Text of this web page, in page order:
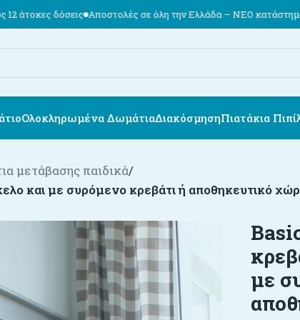
Αποστολές σε όλη την Ελλάδα – ΝΕΟ κατάστημα Εθν.
Ολοκληρωμένα ΔωμάτιαΔιακόσμησηΠιατάκια
μετάβασης παιδικά/
και με συρόμενο κρεβάτι ή αποθηκευτικό
με